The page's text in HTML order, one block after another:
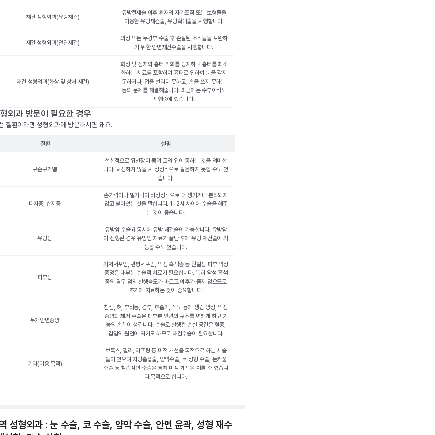
재건 성형외과(유방재건)
유방절제술 이후 환자의 자가조직 또는 보형물을
이용한 유방재건술, 유방확대술을 시행합니다.
재건 성형외과(안면재건)
외상 또는 두경부 수술 후 손실된 조직들을 보완하
기 위한 안면재건수술을 시행합니다.
재건 성형외과(화상 및 상처 재건)
화상 및 상처의 흉터 악화를 방지하고 흉터를 최소
화하는 치료를 포함하여 흉터로 인하여 눈을 감지
못하거나, 입을 벌리지 못하고, 손을 쓰지 못하는
등의 문제를 해결해줍니다. 최근에는 수부이식도
시행중에 있습니다.
외과 방문이 필요한 경우
질환이라면 성형외과에 방문하시면 돼요.
질환 설명
구순구개열
선천적으로 입천장이 뚫려 코와 입이 통하는 것을 의미합
니다. 교정하지 않을 시 정상적으로 발음하지 못할 수도 있
습니다.
다지증, 합지증
손가락이나 발가락이 비정상적으로 더 생기거나 분리되지
않고 붙어있는 것을 말합니다. 1~2세 사이에 수술을 해주
는 것이 좋습니다.
유방암
유방암 수술과 동시에 유방 재건술이 가능합니다. 유방암
이 진행된 경우 유방암 치료가 끝난 후에 유방 재건술이 가
능할 수도 있습니다.
피부암
기저세포암, 편평세포암, 악성 흑색종 등 원발성 피부 악성
종양은 대부분 수술적 치료가 필요합니다. 특히 악성 흑색
종의 경우 암의 발생속도가 빠르고 예후가 좋지 않으므로
초기에 치료하는 것이 중요합니다.
두개안면종양
침샘, 혀, 부비동, 경부, 호흡기, 식도 등에 생긴 양성, 악성
종양의 제거 수술은 대부분 안면의 구조를 변하게 하고 기
능의 손실이 생깁니다. 수술로 발생한 손실 공간은 혈종,
감염의 원인이 되기도 하므로 재건수술이 필요합니다.
기타(미용 목적)
보톡스, 필러, 리프팅 등 미적 개선을 목적으로 하는 시술
들이 있으며 지방흡입술, 양악수술, 코 성형 수술, 눈커풀
수술 등 침습적인 수술을 통해 미적 개선을 이룰 수 있습니
다.목적으로 합니다.
성형외과 : 눈 수술, 코 수술, 양악 수술, 안면 윤곽, 성형 재수